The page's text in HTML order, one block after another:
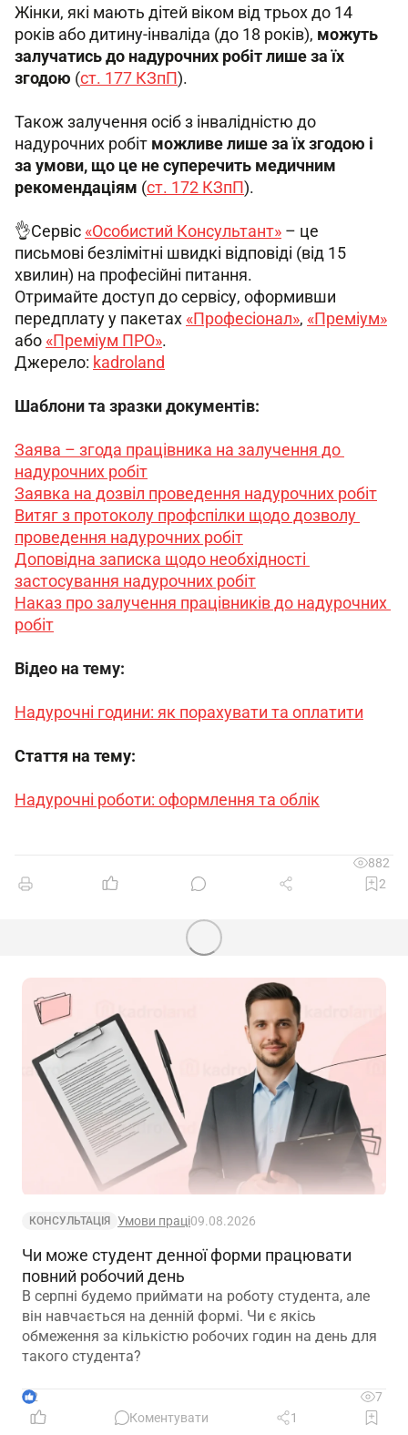
Жінки, які мають дітей віком від трьох до 14
років або дитину-інваліда (до 18 років), можуть
залучатись до надурочних робіт лише за їх
згодою (ст. 177 КЗпП).
Також залучення осіб з інвалідністю до
надурочних робіт можливе лише за їх згодою і
за умови, що це не суперечить медичним
рекомендаціям (ст. 172 КЗпП).
👌Сервіс «Особистий Консультант» – це
письмові безлімітні швидкі відповіді (від 15
хвилин) на професійні питання.
Отримайте доступ до сервісу, оформивши
передплату у пакетах «Професіонал», «Преміум»
або «Преміум ПРО».
Джерело: kadroland
Шаблони та зразки документів:
Заява – згода працівника на залучення до
надурочних робіт
Заявка на дозвіл проведення надурочних робіт
Витяг з протоколу профспілки щодо дозволу
проведення надурочних робіт
Доповідна записка щодо необхідності
застосування надурочних робіт
Наказ про залучення працівників до надурочних
робіт
Відео на тему:
Надурочні години: як порахувати та оплатити
Стаття на тему:
Надурочні роботи: оформлення та облік
882
2
КОНСУЛЬТАЦІЯ Умови праці09.08.2026
Чи може студент денної форми працювати
повний робочий день
В серпні будемо приймати на роботу студента, але
він навчається на денній формі. Чи є якісь
обмеження за кількістю робочих годин на день для
такого студента?
2
7
Коментувати
1